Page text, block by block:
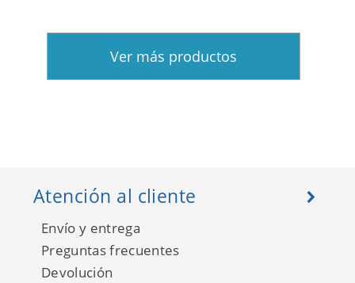
Ver más productos
Atención al cliente
Envío y entrega
Preguntas frecuentes
Devolución